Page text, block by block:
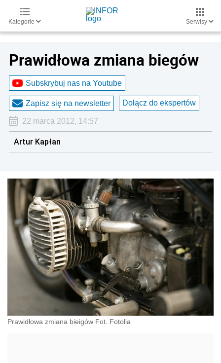
Kategorie Serwisy
Prawidłowa zmiana biegów
Subskrybuj nas na Youtube
Zapisz się na newsletter Dołącz do ekspertów
22 marca 2012, 14:57
Artur Kapłan
Prawidłowa zmiana bieigów Fot. Fotolia